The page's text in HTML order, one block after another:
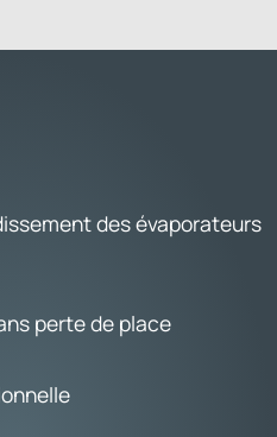
des évaporateurs
perte de place